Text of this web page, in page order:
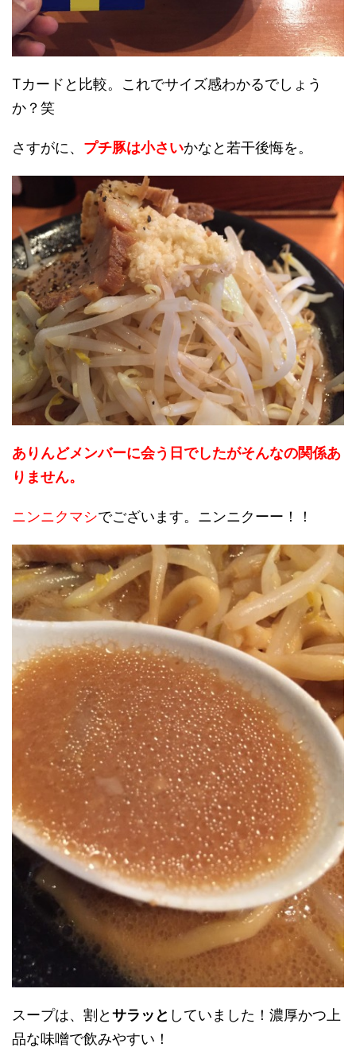
Tカードと比較。これでサイズ感わかるでしょう
か？笑
さすがに、 プチ豚は小さいかなと若干後悔を。
ありんどメンバーに会う日でしたがそんなの関係あ
りません。
ニンニクマシでございます。ニンニクーー！！
スープは、割とサラッと していました！濃厚かつ上
品な味噌で飲みやすい！